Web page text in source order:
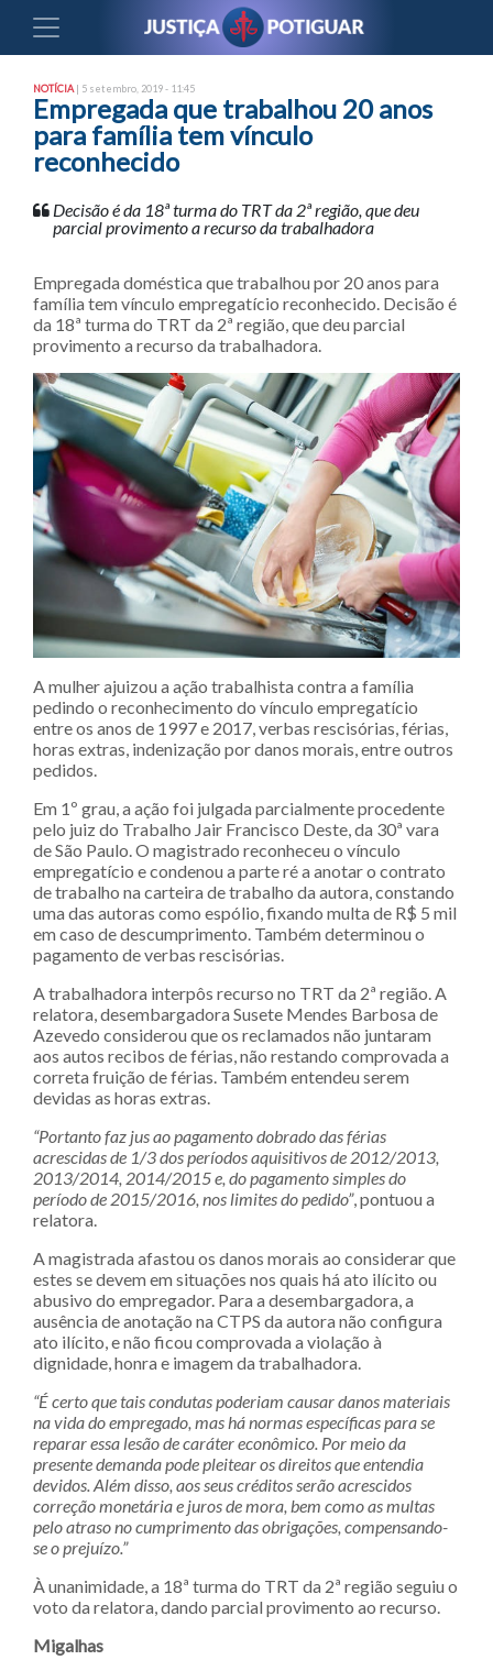
NOTÍCIA | 5 setembro, 2019 - 11:45
Empregada que trabalhou 20 anos
para família tem vínculo
reconhecido
Decisão é da 18ª turma do TRT da 2ª região, que deu
parcial provimento a recurso da trabalhadora
Empregada doméstica que trabalhou por 20 anos para
família tem vínculo empregatício reconhecido. Decisão é
da 18ª turma do TRT da 2ª região, que deu parcial
provimento a recurso da trabalhadora.
A mulher ajuizou a ação trabalhista contra a família
pedindo o reconhecimento do vínculo empregatício
entre os anos de 1997 e 2017, verbas rescisórias, férias,
horas extras, indenização por danos morais, entre outros
pedidos.
Em 1º grau, a ação foi julgada parcialmente procedente
pelo juiz do Trabalho Jair Francisco Deste, da 30ª vara
de São Paulo. O magistrado reconheceu o vínculo
empregatício e condenou a parte ré a anotar o contrato
de trabalho na carteira de trabalho da autora, constando
uma das autoras como espólio, fixando multa de R$ 5 mil
em caso de descumprimento. Também determinou o
pagamento de verbas rescisórias.
A trabalhadora interpôs recurso no TRT da 2ª região. A
relatora, desembargadora Susete Mendes Barbosa de
Azevedo considerou que os reclamados não juntaram
aos autos recibos de férias, não restando comprovada a
correta fruição de férias. Também entendeu serem
devidas as horas extras.
“Portanto faz jus ao pagamento dobrado das férias
acrescidas de 1/3 dos períodos aquisitivos de 2012/2013,
2013/2014, 2014/2015 e, do pagamento simples do
período de 2015/2016, nos limites do pedido”, pontuou a
relatora.
A magistrada afastou os danos morais ao considerar que
estes se devem em situações nos quais há ato ilícito ou
abusivo do empregador. Para a desembargadora, a
ausência de anotação na CTPS da autora não configura
ato ilícito, e não ficou comprovada a violação à
dignidade, honra e imagem da trabalhadora.
“É certo que tais condutas poderiam causar danos materiais
na vida do empregado, mas há normas específicas para se
reparar essa lesão de caráter econômico. Por meio da
presente demanda pode pleitear os direitos que entendia
devidos. Além disso, aos seus créditos serão acrescidos
correção monetária e juros de mora, bem como as multas
pelo atraso no cumprimento das obrigações, compensando-
se o prejuízo.”
À unanimidade, a 18ª turma do TRT da 2ª região seguiu o
voto da relatora, dando parcial provimento ao recurso.
Migalhas